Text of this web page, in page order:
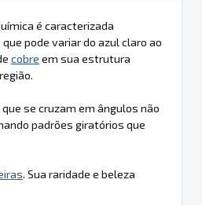
é caracterizada
pode variar do azul claro ao
cobre em sua estrutura
se cruzam em ângulos não
padrões giratórios que
. Sua raridade e beleza